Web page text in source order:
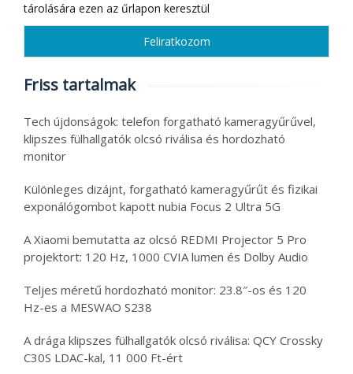
tárolására ezen az űrlapon keresztül
Friss tartalmak
Tech újdonságok: telefon forgatható kameragyűrűvel,
klipszes fülhallgatók olcsó riválisa és hordozható
monitor
Különleges dizájnt, forgatható kameragyűrűt és fizikai
exponálógombot kapott nubia Focus 2 Ultra 5G
A Xiaomi bemutatta az olcsó REDMI Projector 5 Pro
projektort: 120 Hz, 1000 CVIA lumen és Dolby Audio
Teljes méretű hordozható monitor: 23.8″-os és 120
Hz-es a MESWAO S238
A drága klipszes fülhallgatók olcsó riválisa: QCY Crossky
C30S LDAC-kal, 11 000 Ft-ért